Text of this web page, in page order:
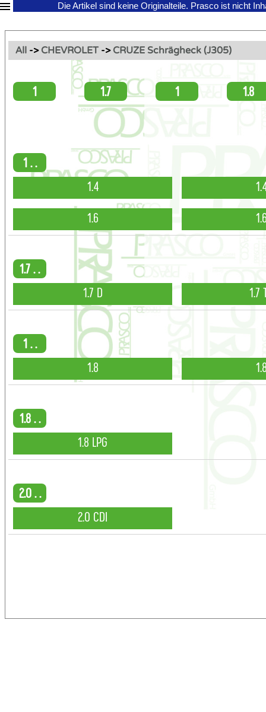
Die Artikel sind keine Originalteile. Prasco ist nicht
All -> CHEVROLET -> CRUZE Schrägheck (J305)
1 1.7 1 1.8
1 . .
1.4
1.6
1.7 . .
1.7 D
1.7
1 . .
1.8
1.8 . .
1.8 LPG
2.0 . .
2.0 CDI